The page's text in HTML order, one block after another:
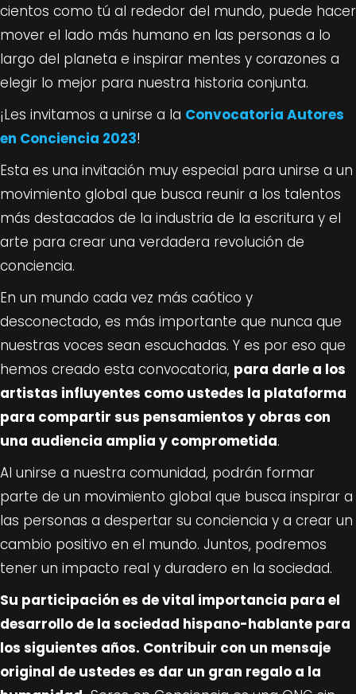
cientos como tú al rededor del mundo, puede hacer
mover el lado más humano en las personas a lo
largo del planeta e inspirar mentes y corazones a
elegir lo mejor para nuestra historia conjunta.
¡Les invitamos a unirse a la Convocatoria Autores
en Conciencia 2023!
Esta es una invitación muy especial para unirse a un
movimiento global que busca reunir a los talentos
más destacados de la industria de la escritura y el
arte para crear una verdadera revolución de
conciencia.
En un mundo cada vez más caótico y
desconectado, es más importante que nunca que
nuestras voces sean escuchadas. Y es por eso que
hemos creado esta convocatoria, para darle a los
artistas influyentes como ustedes la plataforma
para compartir sus pensamientos y obras con
una audiencia amplia y comprometida.
Al unirse a nuestra comunidad, podrán formar
parte de un movimiento global que busca inspirar a
las personas a despertar su conciencia y a crear un
cambio positivo en el mundo. Juntos, podremos
tener un impacto real y duradero en la sociedad.
Su participación es de vital importancia para el
desarrollo de la sociedad hispano-hablante para
los siguientes años. Contribuir con un mensaje
original de ustedes es dar un gran regalo a la